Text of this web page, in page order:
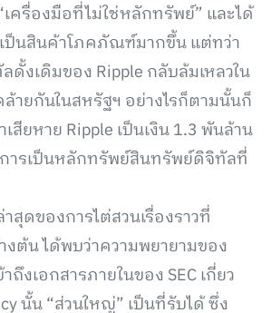
เครื่องมือที่ไม่ใช่หลักทรัพย์” และได้
ป็นสินค้าโภคภัณฑ์มากขึ้น แต่ทว่า
ดั้งเดิมของ Ripple กลับล้มเหลวใน
ายกันในสหรัฐฯ อย่างไรก็ตามนั้นก็
เสียหาย Ripple เป็นเงิน 1.3 พันล้าน
ารเป็นหลักทรัพย์สินทรัพย์ดิจิทัลที่
ดของการไต่สวนเรื่องราวที่
ต้น ได้พบว่าความพยายามของ
ถึงเอกสารภายในของ SEC เกี่ยว
นั้น “ส่วนใหญ่” เป็นที่รับได้ ซึ่ง